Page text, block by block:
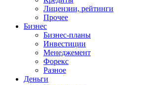
Лицензии, рейтинги
Прочее
Бизнес
Бизнес-планы
Инвестиции
Менеджемент
Форекс
Разное
Деньги